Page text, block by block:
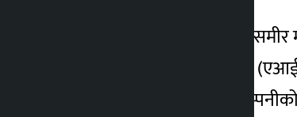
काठमाडौँ । नेपाली उद्यमी
। आर्टिफिसियल इन्टेलिजेन्स
गरी मर्जर सम्झौता भएको